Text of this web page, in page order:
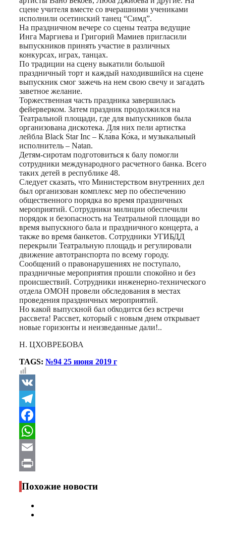
сцене учителя вместе со вчерашними учениками
исполнили осетинский танец “Симд”.
На праздничном вечере со сцены театра ведущие
Инга Маргиева и Григорий Мамиев пригласили
выпускников принять участие в различных
конкурсах, играх, танцах.
По традиции на сцену выкатили большой
праздничный торт и каждый находившийся на сцене
выпускник смог зажечь на нем свою свечу и загадать
заветное желание.
Торжественная часть праздника завершилась
фейерверком. Затем праздник продолжился на
Театральной площади, где для выпускников была
организована дискотека. Для них пели артистка
лейбла Black Star Inc – Кла́ва Ко́ка, и музыкальный
исполнитель – Natan.
Детям-сиротам подготовиться к балу помогли
сотрудники международного расчетного банка. Всего
таких детей в республике 48.
Следует сказать, что Министерством внутренних дел
был организован комплекс мер по обеспечению
общественного порядка во время праздничных
мероприятий. Сотрудники милиции обеспечили
порядок и безопасность на Театральной площади во
время выпускного бала и праздничного концерта, а
также во время банкетов. Сотрудники УГИБДД
перекрыли Театральную площадь и регулировали
движение автотранспорта по всему городу.
Сообщений о правонарушениях не поступало,
праздничные мероприятия прошли спокойно и без
происшествий. Сотрудники инженерно-технического
отдела ОМОН провели обследования в местах
проведения праздничных мероприятий.
Но какой выпускной бал обходится без встречи
рассвета! Рассвет, который с новым днем открывает
новые горизонты и неизведанные дали!..
Н. ЦХОВРЕБОВА
TAGS: №94 25 июня 2019 г
VK
Telegram
Facebook
WhatsApp
Email
Print
Похожие новости